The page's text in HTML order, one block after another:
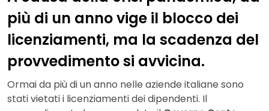
più di un anno vige il blocco dei
licenziamenti, ma la scadenza del
provvedimento si avvicina.
Ormai da più di un anno nelle aziende italiane sono
stati vietati i licenziamenti dei dipendenti. Il